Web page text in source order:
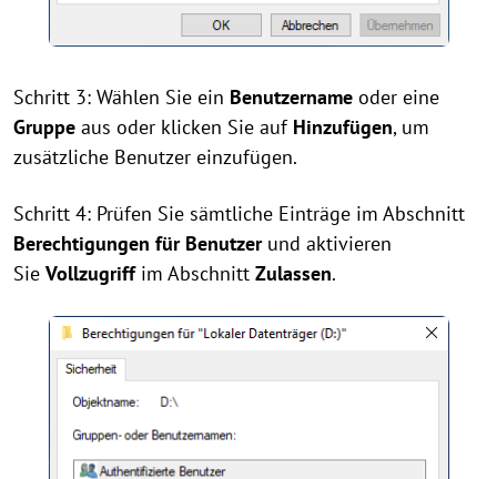
Schritt 3: Wählen Sie ein Benutzername oder eine
Gruppe aus oder klicken Sie auf Hinzufügen, um
zusätzliche Benutzer einzufügen.
Schritt 4: Prüfen Sie sämtliche Einträge im Abschnitt
Berechtigungen für Benutzerund aktivieren
Sie Vollzugriffim Abschnitt Zulassen.